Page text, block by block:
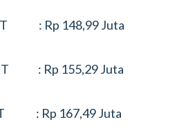
MT : Rp 148,99 Juta
MT : Rp 155,29 Juta
AT : Rp 167,49 Juta